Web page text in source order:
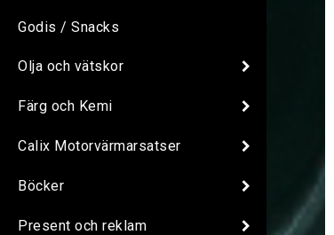
Godis / Snacks
Olja och vätskor
Färg och Kemi
Calix Motorvärmarsatser
Böcker
Present och reklam